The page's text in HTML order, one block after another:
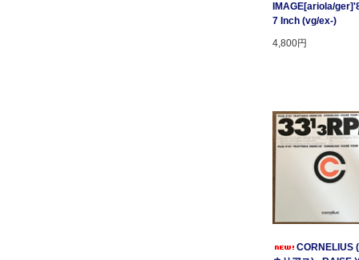
IMAGE[ariola/
7 Inch (vg/ex-)
4,800円
CORNELIUS